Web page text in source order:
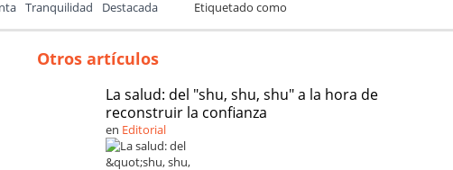
Etiquetado como
Tranquilidad Destacada
Otros artículos
La salud: del "shu, shu, shu" a la hora de
reconstruir la confianza
en Editorial